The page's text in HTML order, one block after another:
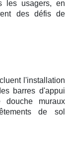
les usagers, en
des défis de
l'installation
barres d'appui
muraux
de sol